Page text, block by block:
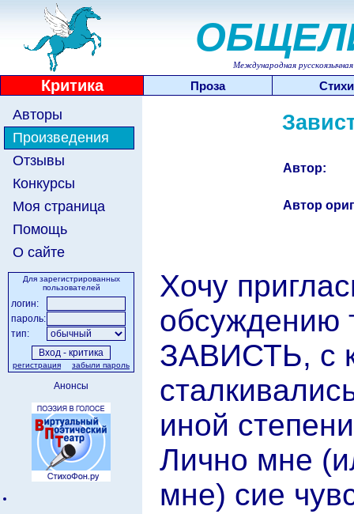
Международная
Критика Проза Стихи
Авторы
Произведения
Отзывы
Конкурсы
Моя страница
Помощь
О сайте
Для зарегистрированных
пользователей
логин:
пароль:
тип:
регистрация забыли пароль
Анонсы
Автор:
Автор
Хочу
обсуждению
ЗАВИСТЬ, с
иной
Лично мне
мне) сие